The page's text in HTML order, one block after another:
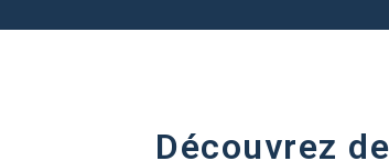
Découvrez